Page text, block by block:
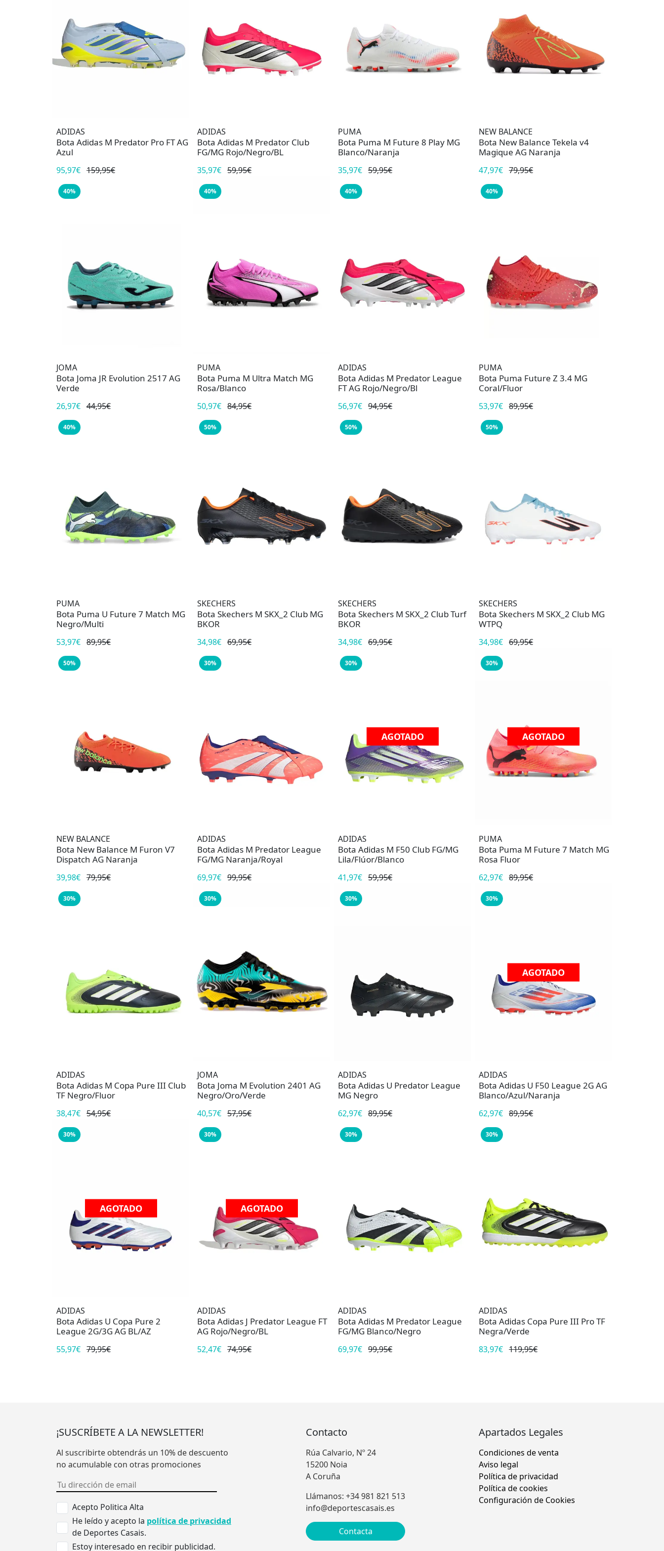
ADIDAS
Bota Adidas M Predator Pro FT AG
Azul
95,97€ 159,95€
ADIDAS
Bota Adidas M Predator Club
FG/MG Rojo/Negro/BL
35,97€ 59,95€
PUMA
Bota Puma M Future 8 Play MG
Blanco/Naranja
35,97€ 59,95€
NEW BALANCE
Bota New Balance Tekela v4
Magique AG Naranja
47,97€ 79,95€
40%
JOMA
Bota Joma JR Evolution 2517 AG
Verde
26,97€ 44,95€
40%
PUMA
Bota Puma M Ultra Match MG
Rosa/Blanco
50,97€ 84,95€
40%
ADIDAS
Bota Adidas M Predator League
FT AG Rojo/Negro/Bl
56,97€ 94,95€
40%
PUMA
Bota Puma Future Z 3.4 MG
Coral/Fluor
53,97€ 89,95€
40%
PUMA
Bota Puma U Future 7 Match MG
Negro/Multi
53,97€ 89,95€
50%
SKECHERS
Bota Skechers M SKX_2 Club MG
BKOR
34,98€ 69,95€
50%
SKECHERS
Bota Skechers M SKX_2 Club Turf
BKOR
34,98€ 69,95€
50%
SKECHERS
Bota Skechers M SKX_2 Club MG
WTPQ
34,98€ 69,95€
50%
NEW BALANCE
Bota New Balance M Furon V7
Dispatch AG Naranja
39,98€ 79,95€
30%
ADIDAS
Bota Adidas M Predator League
FG/MG Naranja/Royal
69,97€ 99,95€
30%
AGOTADO
ADIDAS
Bota Adidas M F50 Club FG/MG
Lila/Flúor/Blanco
41,97€ 59,95€
30%
AGOTADO
PUMA
Bota Puma M Future 7 Match MG
Rosa Fluor
62,97€ 89,95€
30%
ADIDAS
Bota Adidas M Copa Pure III Club
TF Negro/Fluor
38,47€ 54,95€
30%
JOMA
Bota Joma M Evolution 2401 AG
Negro/Oro/Verde
40,57€ 57,95€
30%
ADIDAS
Bota Adidas U Predator League
MG Negro
62,97€ 89,95€
30%
AGOTADO
ADIDAS
Bota Adidas U F50 League 2G AG
Blanco/Azul/Naranja
62,97€ 89,95€
30%
AGOTADO
ADIDAS
Bota Adidas U Copa Pure 2
League 2G/3G AG BL/AZ
55,97€ 79,95€
30%
AGOTADO
ADIDAS
Bota Adidas J Predator League FT
AG Rojo/Negro/BL
52,47€ 74,95€
30%
ADIDAS
Bota Adidas M Predator League
FG/MG Blanco/Negro
69,97€ 99,95€
30%
ADIDAS
Bota Adidas Copa Pure III Pro TF
Negra/Verde
83,97€ 119,95€
¡SUSCRÍBETE A LA NEWSLETTER!
Al suscribirte obtendrás un 10% de descuento
no acumulable con otras promociones
Acepto Politica Alta
He leído y acepto la política de privacidad
de Deportes Casais.
Estoy interesado en recibir publicidad.
Contacto
Rúa Calvario, Nº 24
15200 Noia
A Coruña
Llámanos: +34 981 821 513
info@deportescasais.es
Contacta
Apartados Legales
Condiciones de venta
Aviso legal
Política de privacidad
Política de cookies
Configuración de Cookies